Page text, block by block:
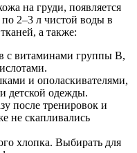
на груди, появляется
2–3 л чистой воды в
а также:
с витаминами группы B,
и ополаскивателями,
детской одежды.
после тренировок и
не скапливались
хлопка. Выбирать для